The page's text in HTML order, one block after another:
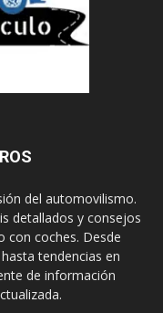
del automovilismo.
detallados y consejos
con coches. Desde
tendencias en
de información